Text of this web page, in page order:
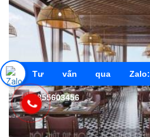
Tư vấn qua Zalo:
0855603456